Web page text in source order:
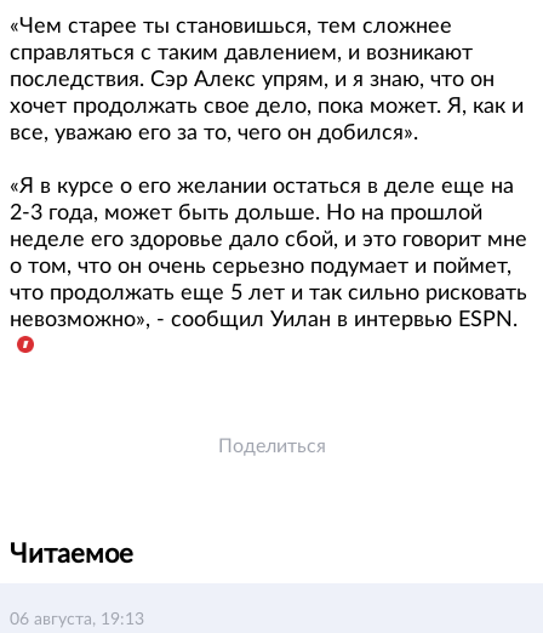
«Чем старее ты становишься, тем сложнее
справляться с таким давлением, и возникают
последствия. Сэр Алекс упрям, и я знаю, что он
хочет продолжать свое дело, пока может. Я, как и
все, уважаю его за то, чего он добился».
«Я в курсе о его желании остаться в деле еще на
2-3 года, может быть дольше. Но на прошлой
неделе его здоровье дало сбой, и это говорит мне
о том, что он очень серьезно подумает и поймет,
что продолжать еще 5 лет и так сильно рисковать
невозможно», - сообщил Уилан в интервью ESPN.
Поделиться
Читаемое
06 августа, 19:13